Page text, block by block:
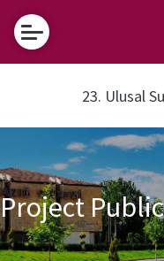
23. Ulusal
Project